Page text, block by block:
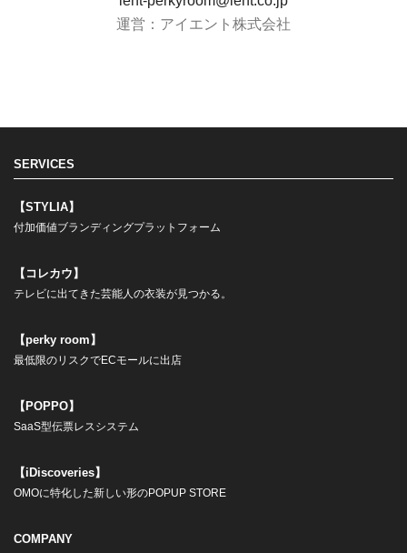
運営：アイエント株式会社
SERVICES
【STYLIA】
付加価値ブランディングプラットフォーム
【コレカウ】
テレビに出てきた芸能人の衣装が見つかる。
【perky room】
最低限のリスクでECモールに出店
【POPPO】
SaaS型伝票レスシステム
【iDiscoveries】
OMOに特化した新しい形のPOPUP STORE
COMPANY